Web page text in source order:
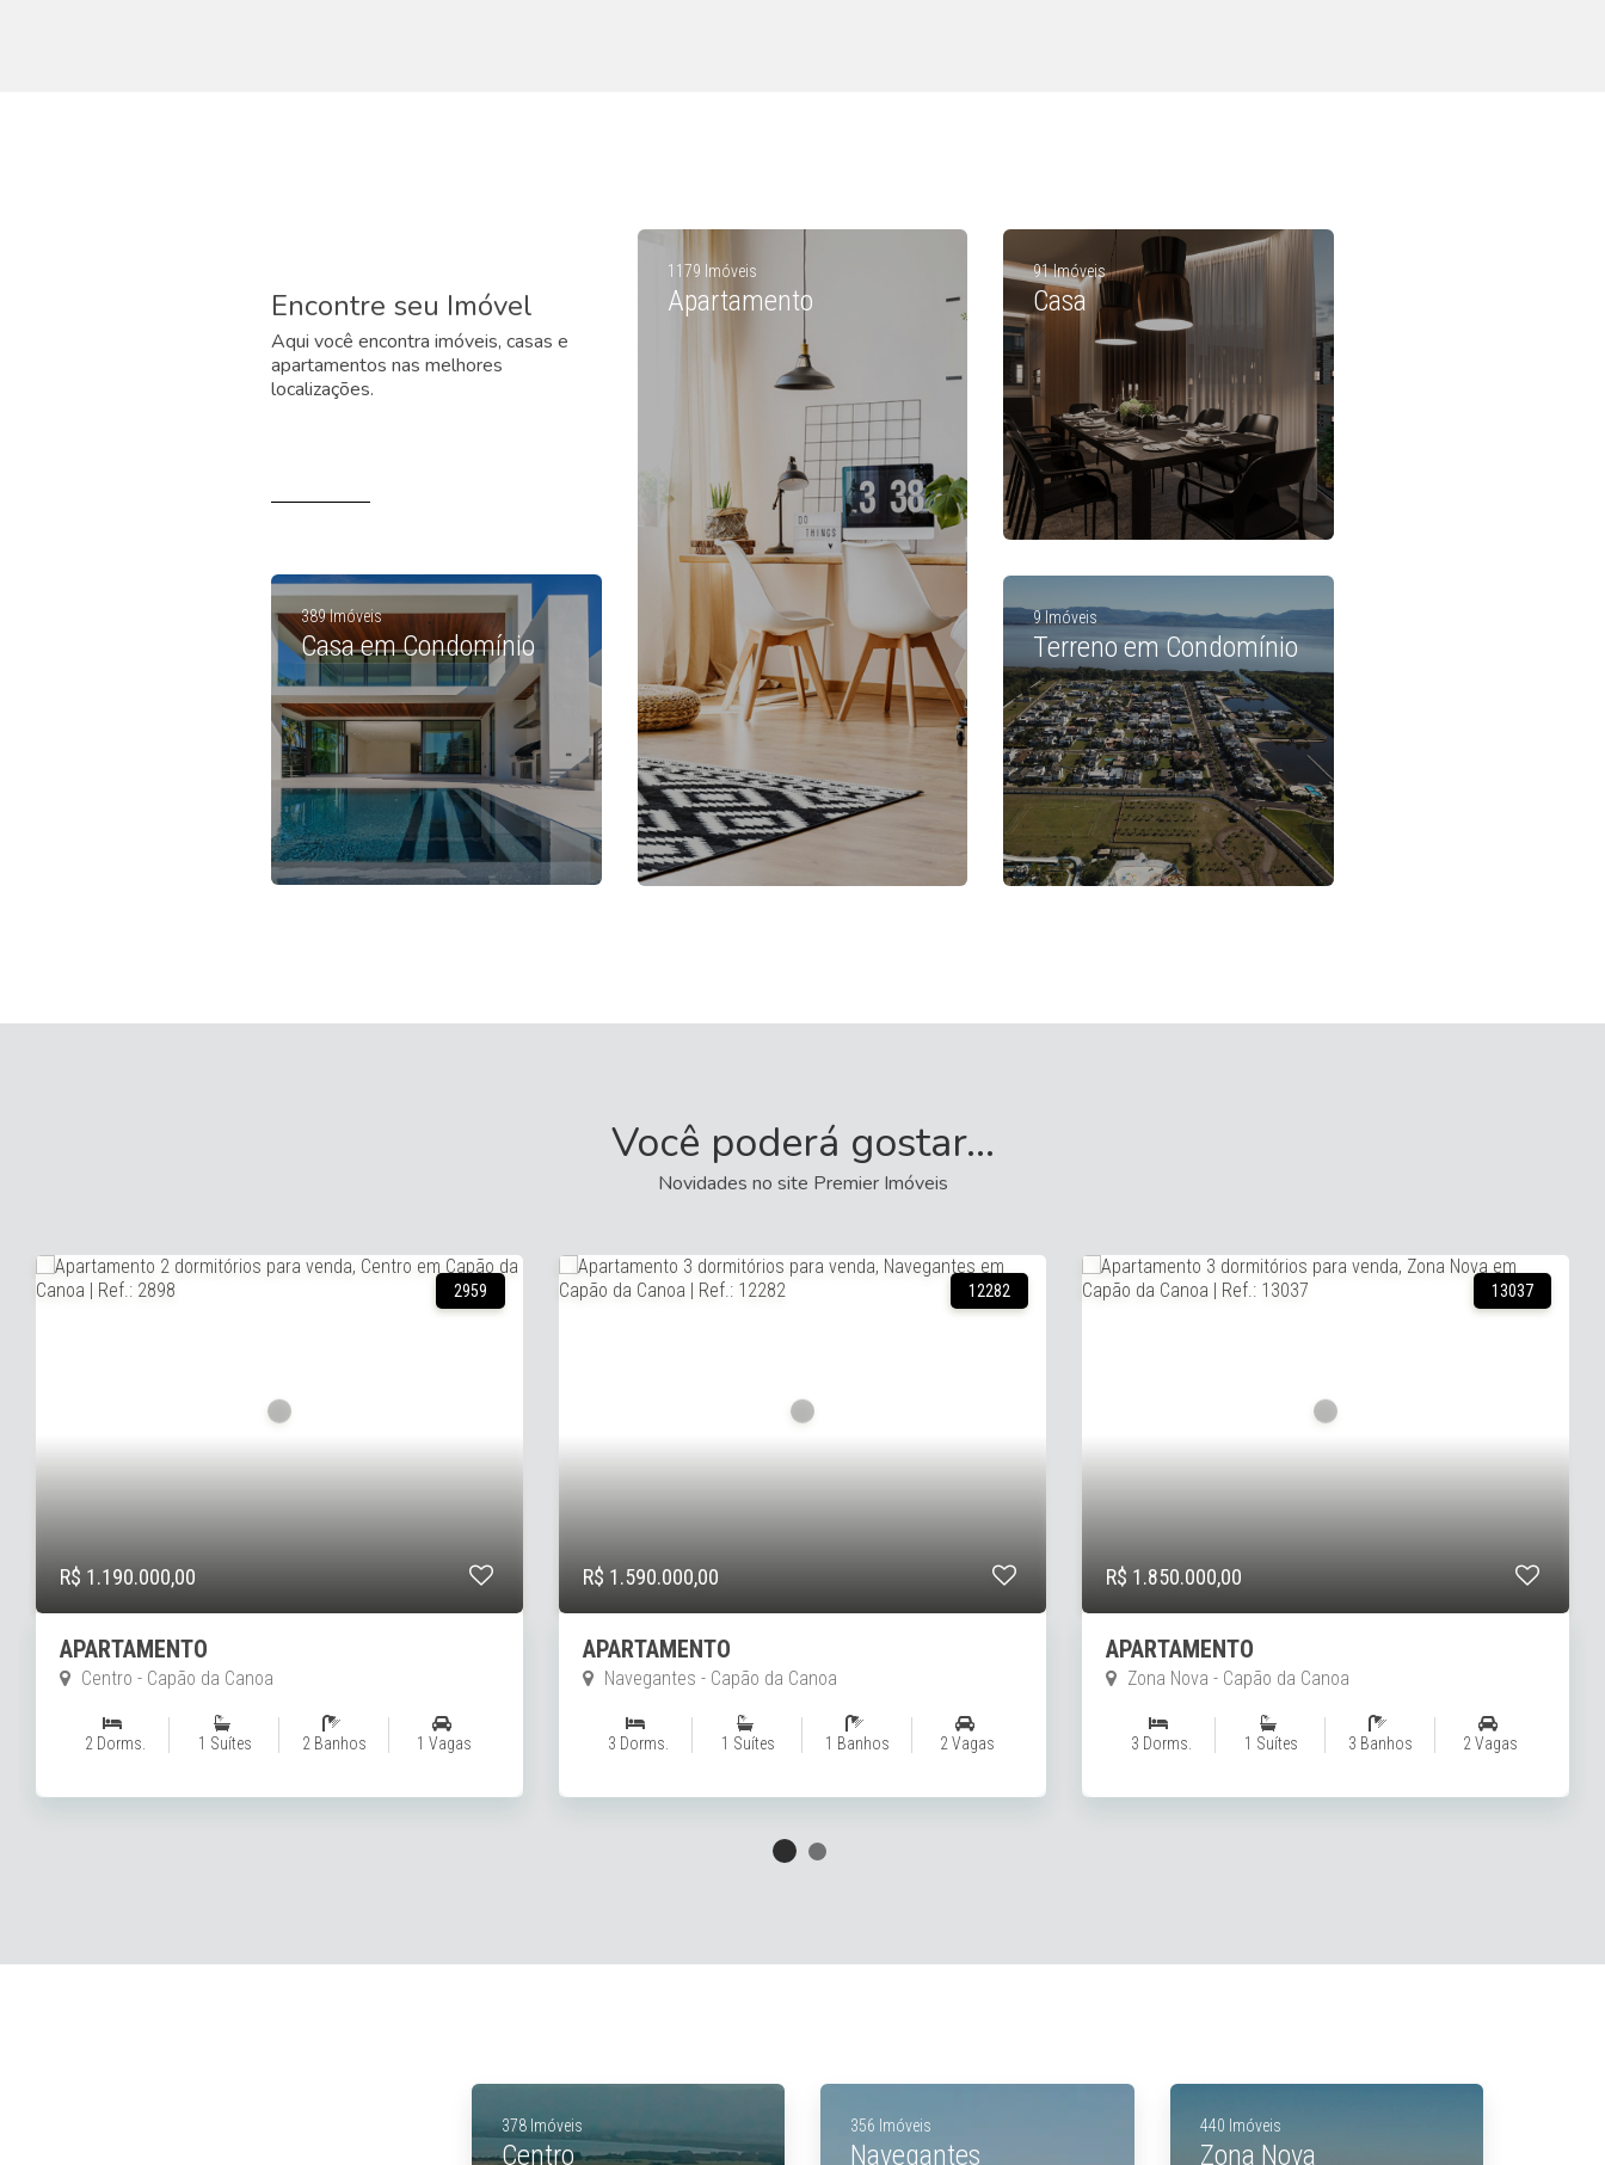
Encontre seu Imóvel
Aqui você encontra imóveis, casas e
apartamentos nas melhores
localizações.
389 Imóveis
Casa em Condomínio
1179 Imóveis
Apartamento
91 Imóveis
Casa
9 Imóveis
Terreno em Condomínio
Você poderá gostar...
Novidades no site Premier Imóveis
16379
R$ 1.750.000,00
APARTAMENTO
Zona Nova - Capão da Canoa
3 Dorms. 2 Suítes 3 Banhos 1 Vagas
420
R$ 1.480.000,00
APARTAMENTO
Zona Nova - Capão da Canoa
2 Dorms. 1 Suítes 1 Banhos 1 Vagas
15306
R$ 1.980.000,00
APARTAMENTO
Zona Nova - Capão da Canoa
3 Dorms. 1 Suítes 3 Banhos 1 Vagas
378 Imóveis
Centro
356 Imóveis
Navegantes
440 Imóveis
Zona Nova